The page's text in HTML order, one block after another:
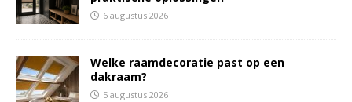
6 augustus 2026
Welke raamdecoratie past op een
dakraam?
5 augustus 2026